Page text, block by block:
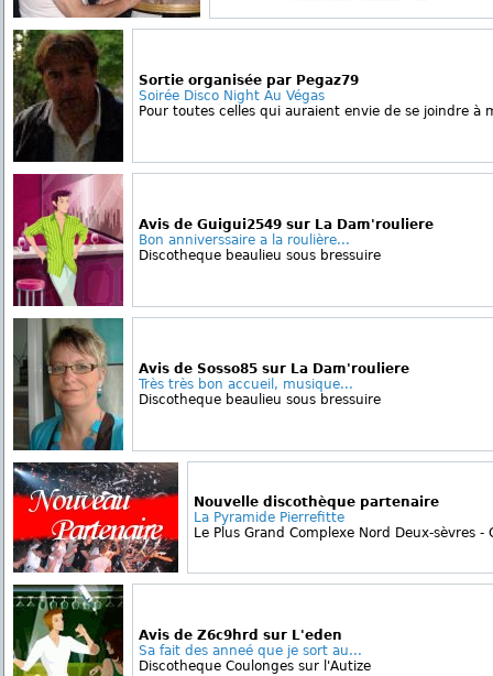
Sortie organisée par Pegaz79
Soirée Disco Night Au Végas
Pour toutes celles qui auraient envie de se joindre à
Avis de Guigui2549 sur La Dam'rouliere
Bon anniverssaire a la roulière...
Discotheque beaulieu sous bressuire
Avis de Sosso85 sur La Dam'rouliere
Très très bon accueil, musique...
Discotheque beaulieu sous bressuire
Nouvelle discothèque partenaire
La Pyramide Pierrefitte
Le Plus Grand Complexe Nord Deux-sèvres -
Avis de Z6c9hrd sur L'eden
Sa fait des anneé que je sort au...
Discotheque Coulonges sur l'Autize